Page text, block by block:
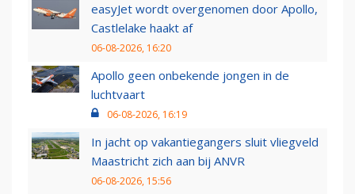
easyJet wordt overgenomen door Apollo,
Castlelake haakt af
06-08-2026, 16:20
Apollo geen onbekende jongen in de
luchtvaart
06-08-2026, 16:19
In jacht op vakantiegangers sluit vliegveld
Maastricht zich aan bij ANVR
06-08-2026, 15:56